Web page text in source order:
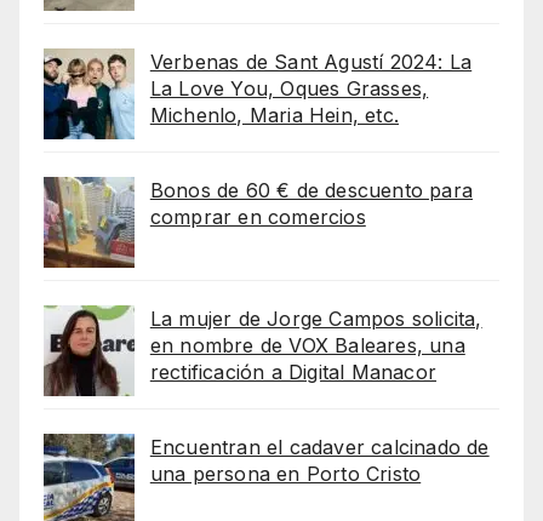
Verbenas de Sant Agustí 2024: La
La Love You, Oques Grasses,
Michenlo, Maria Hein, etc.
Bonos de 60 € de descuento para
comprar en comercios
La mujer de Jorge Campos solicita,
en nombre de VOX Baleares, una
rectificación a Digital Manacor
Encuentran el cadaver calcinado de
una persona en Porto Cristo